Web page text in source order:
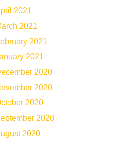
2021
2021
2021
2021
2020
2020
2020
2020
2020